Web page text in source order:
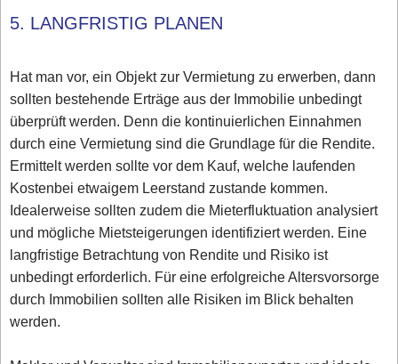
5. LANGFRISTIG PLANEN
Hat man vor, ein Objekt zur Vermietung zu erwerben, dann
sollten bestehende Erträge aus der Immobilie unbedingt
überprüft werden. Denn die kontinuierlichen Einnahmen
durch eine Vermietung sind die Grundlage für die Rendite.
Ermittelt werden sollte vor dem Kauf, welche laufenden
Kostenbei etwaigem Leerstand zustande kommen.
Idealerweise sollten zudem die Mieterfluktuation analysiert
und mögliche Mietsteigerungen identifiziert werden. Eine
langfristige Betrachtung von Rendite und Risiko ist
unbedingt erforderlich. Für eine erfolgreiche Altersvorsorge
durch Immobilien sollten alle Risiken im Blick behalten
werden.